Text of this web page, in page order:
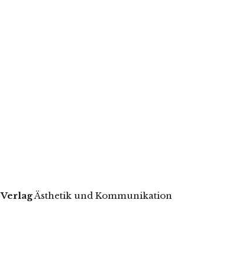
VerlagÄsthetik und Kommunikation